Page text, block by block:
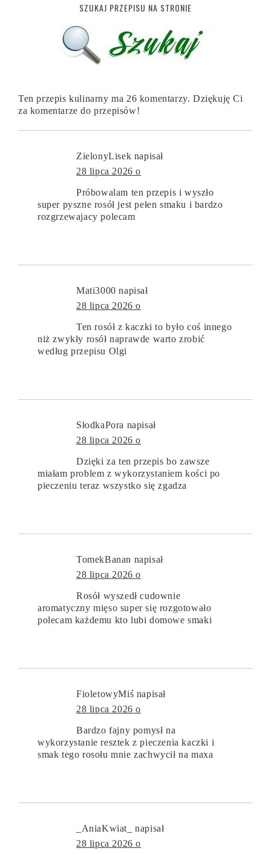
SZUKAJ PRZEPISU NA STRONIE
Ten przepis kulinarny ma 26 komentarzy. Dziękuję Ci
za komentarze do przepisów!
ZielonyLisek napisał
28 lipca 2026 o
Próbowalam ten przepis i wyszło
super pyszne rosół jest pełen smaku i bardzo
rozgrzewajacy polecam
Mati3000 napisał
28 lipca 2026 o
Ten rosół z kaczki to było coś innego
niż zwykły rosół naprawde warto zrobić
według przepisu Olgi
SłodkaPora napisał
28 lipca 2026 o
Dzięki za ten przepis bo zawsze
miałam problem z wykorzystaniem kości po
pieczeniu teraz wszystko się zgadza
TomekBanan napisał
28 lipca 2026 o
Rosół wyszedł cudownie
aromatyczny mięso super się rozgotowało
polecam każdemu kto lubi domowe smaki
FioletowyMiś napisał
28 lipca 2026 o
Bardzo fajny pomysł na
wykorzystanie resztek z pieczenia kaczki i
smak tego rosołu mnie zachwycił na maxa
_AniaKwiat_
napisał
28 lipca 2026 o